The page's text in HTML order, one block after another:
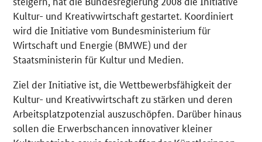
Kultur- und Kreativwirtschaft gestartet. Koordiniert
wird die Initiative vom Bundesministerium für
Wirtschaft und Energie (BMWE) und der
Staatsministerin für Kultur und Medien.
Ziel der Initiative ist, die Wettbewerbsfähigkeit der
Kultur- und Kreativwirtschaft zu stärken und deren
Arbeitsplatzpotenzial auszuschöpfen. Darüber hinaus
sollen die Erwerbschancen innovativer kleiner